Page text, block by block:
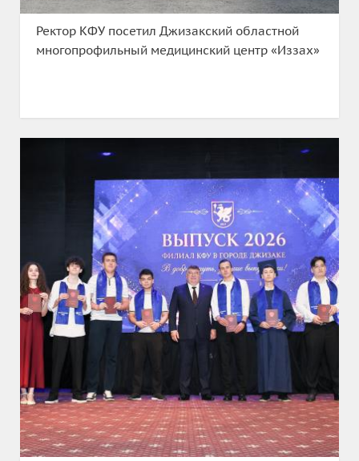
Ректор КФУ посетил Джизакский областной
многопрофильный медицинский центр «Иззах»